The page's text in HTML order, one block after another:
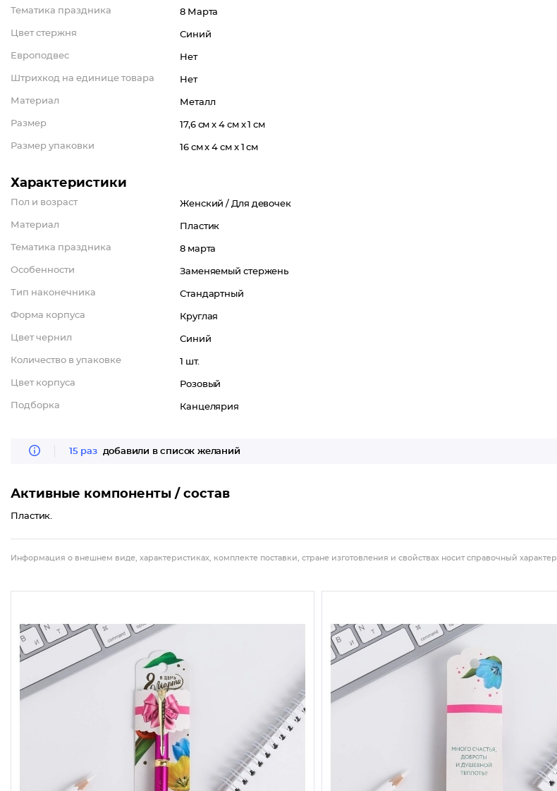
Тематика праздника 8 Марта
Цвет стержня Синий
Европодвес Нет
Штрихкод на единице товара Нет
Материал Металл
Размер 17,6 см x 4 см x 1 см
Размер упаковки 16 см x 4 см x 1 см
Характеристики
Пол и возраст Женский /Для девочек
Материал Пластик
Тематика праздника 8 марта
Особенности Заменяемый стержень
Тип наконечника Стандартный
Форма корпуса Круглая
Цвет чернил Синий
Количество в упаковке 1 шт.
Цвет корпуса Розовый
Подборка Канцелярия
15 раз добавили в список желаний
Активные компоненты / состав
Пластик.
Информация о внешнем виде, характеристиках, комплекте поставки, стране изготовления и свойствах носит справочный характер.